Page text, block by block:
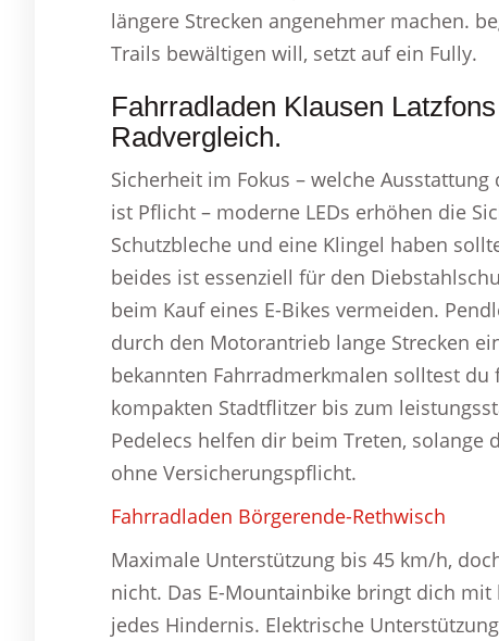
längere Strecken angenehmer machen.
Trails bewältigen will, setzt auf ein Fully.
Fahrradladen Klausen
Radvergleich.
Sicherheit im Fokus – welche
ist Pflicht – moderne LEDs erhöhen die
Schutzbleche und eine Klingel haben
beides ist essenziell für den
beim Kauf eines E-Bikes vermeiden.
durch den Motorantrieb lange Strecken
bekannten Fahrradmerkmalen solltest
kompakten Stadtflitzer bis zum
Pedelecs helfen dir beim Treten,
ohne Versicherungspflicht.
Fahrradladen Börgerende-Rethwisch
Maximale Unterstützung bis 45 km/h,
nicht. Das E-Mountainbike bringt dich
jedes Hindernis. Elektrische